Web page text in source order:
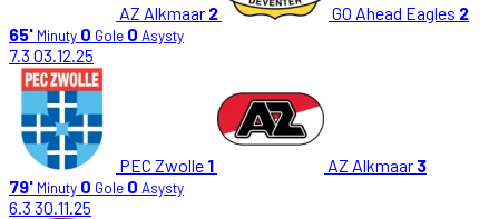
AZ Alkmaar 2 GO Ahead Eagles 2
65' Minuty 0 Gole 0 Asysty
7.3 03.12.25
PEC Zwolle 1 AZ Alkmaar 3
79' Minuty 0 Gole 0 Asysty
6.3 30.11.25